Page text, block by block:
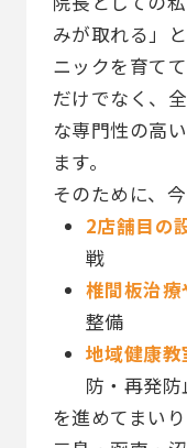
みが取れる」
ニックを育て
だけでなく、
な専門性の高
ます。
そのために、
2店舗目の
椎間板治
整備
地域健康
防・再発
を進めてまいり